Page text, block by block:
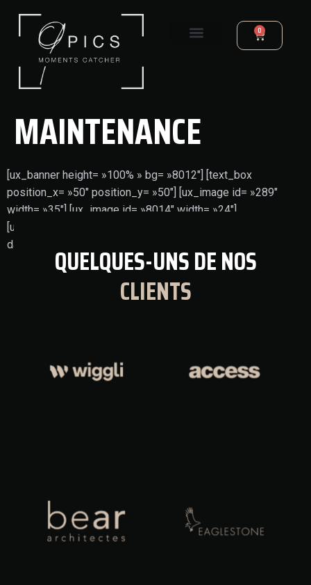
0
MAINTENANCE
[ux_banner height= »100% » bg= »8012″] [text_box
position_x= »50″ position_y= »50″] [ux_image id= »289″
width= »35″] [ux_image id= »8014″ width= »24″]
[ux_countdown bg_color= »rgba(0, 0, 0, 0.2) » year= »2019″
day= »01″] [/text_box] [/ux_banner]
QUELQUES-UNS DE NOS
CLIENTS